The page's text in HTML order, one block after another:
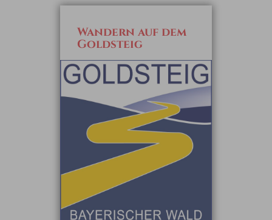
Wandern auf dem
Goldsteig